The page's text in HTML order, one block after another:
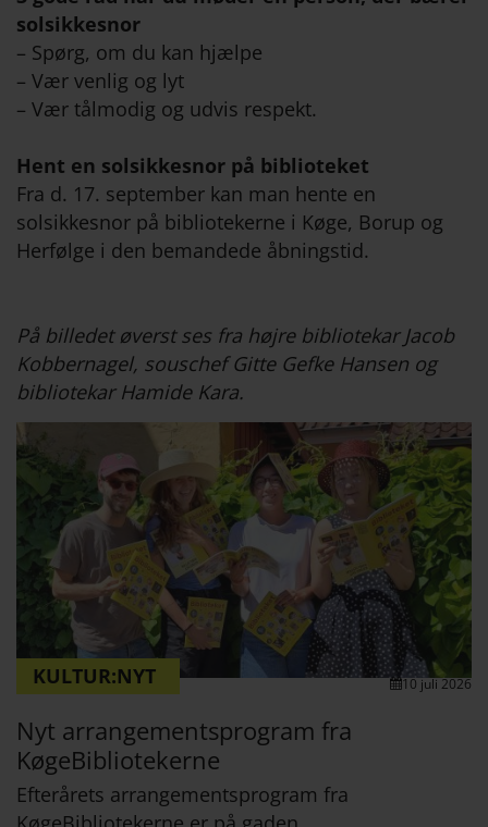
solsikkesnor
– Spørg, om du kan hjælpe
– Vær venlig og lyt
– Vær tålmodig og udvis respekt.
Hent en solsikkesnor på biblioteket
Fra d. 17. september kan man hente en
solsikkesnor på bibliotekerne i Køge, Borup og
Herfølge i den bemandede åbningstid.
På billedet øverst ses fra højre bibliotekar Jacob
Kobbernagel, souschef Gitte Gefke Hansen og
bibliotekar Hamide Kara.
KULTUR:NYT 10 juli 2026
Nyt arrangementsprogram fra
KøgeBibliotekerne
Efterårets arrangementsprogram fra